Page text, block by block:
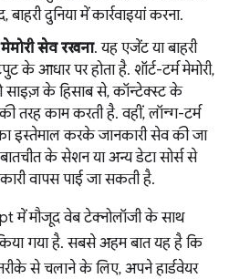
दुनिया में कार्रवाइयां करना.
सेव रखना. यह एजेंट या बाहरी
आधार पर होता है. शॉर्ट-टर्म मेमोरी,
साइज़ के हिसाब से, कॉन्टेक्स्ट के
तरह काम करती है. वहीं, लॉन्ग-टर्म
इस्तेमाल करके जानकारी सेव की जा
के सेशन या अन्य डेटा सोर्स से
वापस पाई जा सकती है.
में मौजूद वेब टेक्नोलॉजी के साथ
गया है. सबसे अहम बात यह है कि
से चलाने के लिए, अपने हार्डवेयर